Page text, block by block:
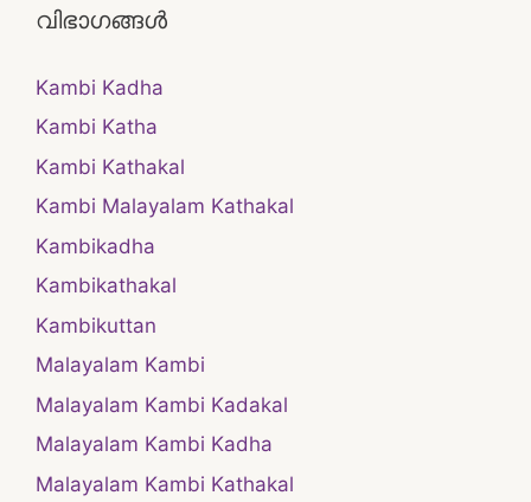
വിഭാഗങ്ങൾ
Kambi Kadha
Kambi Katha
Kambi Kathakal
Kambi Malayalam Kathakal
Kambikadha
Kambikathakal
Kambikuttan
Malayalam Kambi
Malayalam Kambi Kadakal
Malayalam Kambi Kadha
Malayalam Kambi Kathakal